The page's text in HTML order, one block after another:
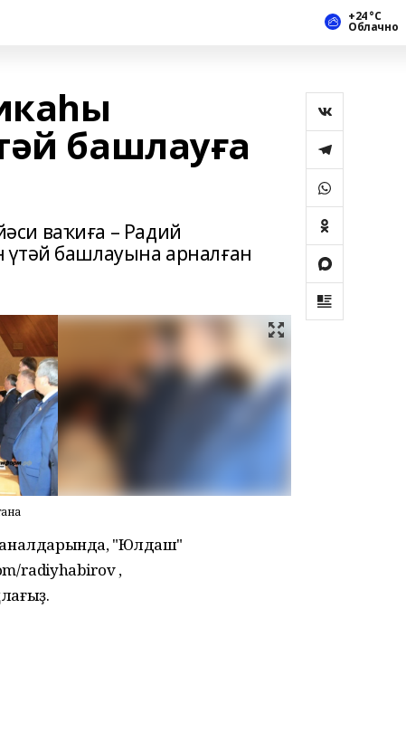
+24 °С
Облачно
башлауға
ваҡиға – Радий
башлауына арналған
"Юлдаш"
radiyhabirov ,